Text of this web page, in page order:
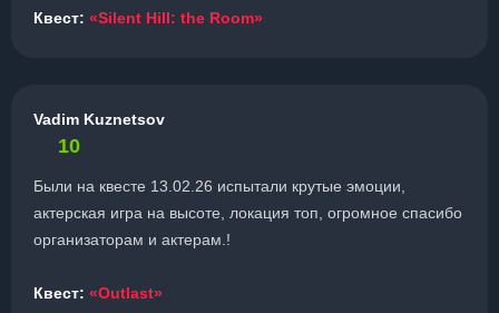
Квест: «Silent Hill: the Room»
Vadim Kuznetsov
10
Были на квесте 13.02.26 испытали крутые эмоции,
актерская игра на высоте, локация топ, огромное спасибо
организаторам и актерам.!
Квест: «Outlast»